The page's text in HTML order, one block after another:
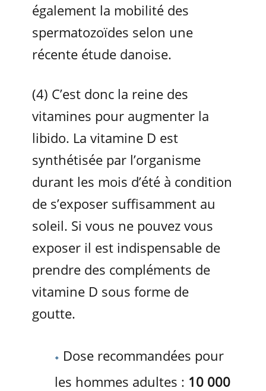
également la mobilité des
spermatozoïdes selon une
récente étude danoise.
(4) C’est donc la reine des
vitamines pour augmenter la
libido. La vitamine D est
synthétisée par l’organisme
durant les mois d’été à condition
de s’exposer suffisamment au
soleil. Si vous ne pouvez vous
exposer il est indispensable de
prendre des compléments de
vitamine D sous forme de
goutte.
Dose recommandées pour
les hommes adultes : 10 000